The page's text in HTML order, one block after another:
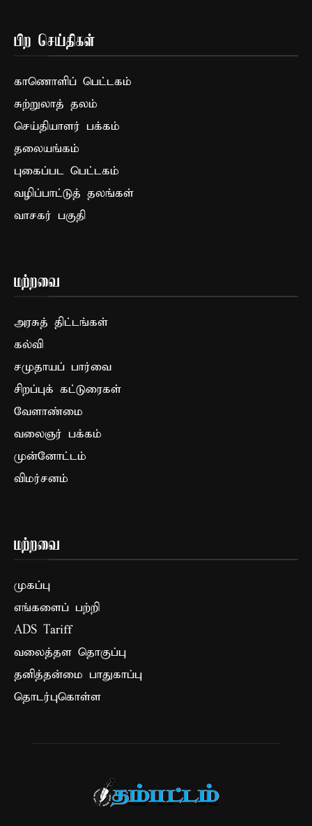
பிற செய்திகள்
காணொளிப் பெட்டகம்
சுற்றுலாத் தலம்
செய்தியாளர் பக்கம்
தலையங்கம்
புகைப்பட பெட்டகம்
வழிப்பாட்டுத் தலங்கள்
வாசகர் பகுதி
மற்றவை
அரசுத் திட்டங்கள்
கல்வி
சமுதாயப் பார்வை
சிறப்புக் கட்டுரைகள்
வேளாண்மை
வலைஞர் பக்கம்
முன்னோட்டம்
விமர்சனம்
மற்றவை
முகப்பு
எங்களைப் பற்றி
ADS Tariff
வலைத்தள தொகுப்பு
தனித்தன்மை பாதுகாப்பு
தொடர்புகொள்ள